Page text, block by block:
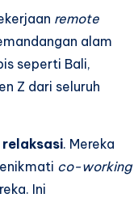
remote
alam
seperti Bali,
Z dari seluruh
. Mereka
co-working
Ini